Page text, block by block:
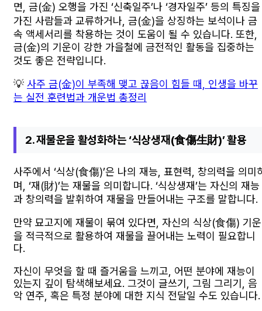
면, 금(金) 오행을 가진 ‘신축일주’나 ‘경자일주’ 등의 특징을
가진 사람들과 교류하거나, 금(金)을 상징하는 보석이나 금
속 액세서리를 착용하는 것이 도움이 될 수 있습니다. 또한,
금(金)의 기운이 강한 가을철에 금전적인 활동을 집중하는
것도 좋은 전략입니다.
💡 사주 금(金)이 부족해 맺고 끊음이 힘들 때, 인생을 바꾸
는 실전 훈련법과 개운법 총정리
2. 재물운을 활성화하는 ‘식상생재(食傷生財)’ 활용
사주에서 ‘식상(食傷)’은 나의 재능, 표현력, 창의력을 의미
며, ‘재(財)’는 재물을 의미합니다. ‘식상생재’는 자신의 재능
과 창의력을 발휘하여 재물을 만들어내는 구조를 말합니다.
만약 묘고지에 재물이 묶여 있다면, 자신의 식상(食傷) 기운
을 적극적으로 활용하여 재물을 끌어내는 노력이 필요합니
다.
자신이 무엇을 할 때 즐거움을 느끼고, 어떤 분야에 재능이
있는지 깊이 탐색해보세요. 그것이 글쓰기, 그림 그리기, 음
악 연주, 혹은 특정 분야에 대한 지식 전달일 수도 있습니다.